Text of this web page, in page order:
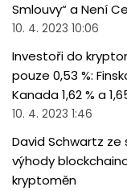
Smlouvy“ a Není
10. 4. 2023 10:06
Investoři do
pouze 0,53 %:
Kanada 1,62 % a
10. 4. 2023 1:46
David Schwartz
výhody
kryptoměn